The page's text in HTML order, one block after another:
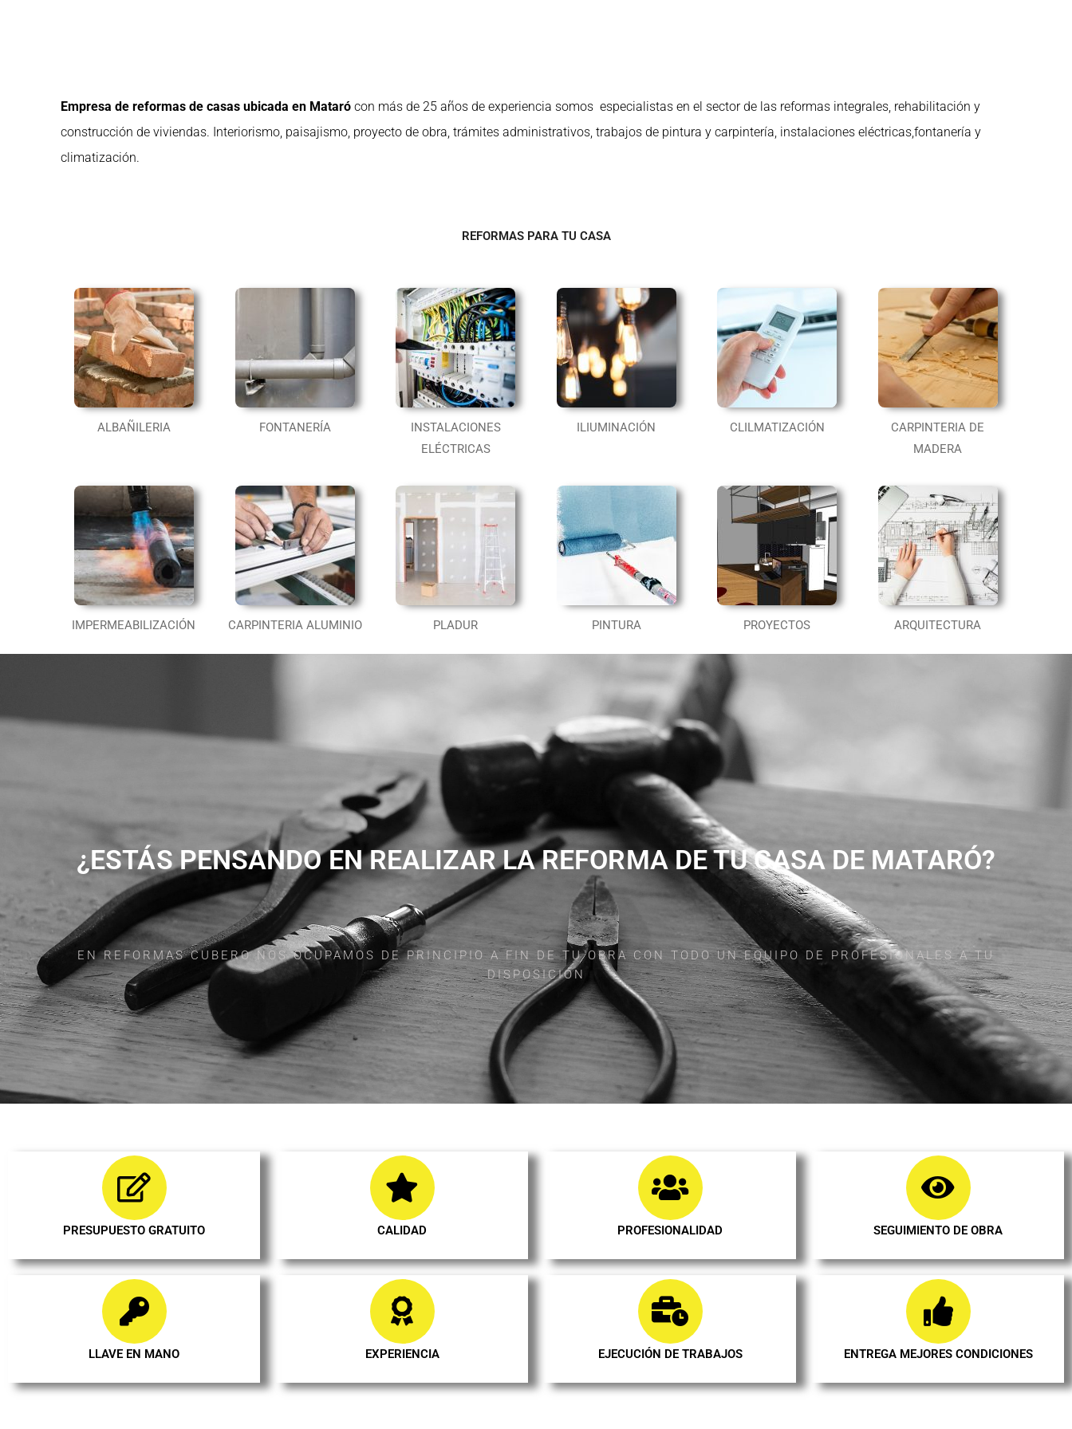
Empresa de reformas de casas ubicada en Mataró con más de 25 años de experiencia somos especialistas en el sector de las reformas integrales, rehabilitación y
construcción de viviendas. Interiorismo, paisajismo, proyecto de obra, trámites administrativos, trabajos de pintura y carpintería, instalaciones eléctricas,fontanería y
climatización.
REFORMAS PARA TU CASA
ALBAÑILERIA FONTANERÍA
INSTALACIONES
ELÉCTRICAS
ILIUMINACIÓN CLILMATIZACIÓN
CARPINTERIA DE
MADERA
IMPERMEABILIZACIÓN CARPINTERIA ALUMINIO PLADUR PINTURA PROYECTOS ARQUITECTURA
¿ESTÁS PENSANDO EN REALIZAR LA REFORMA DE TU CASA DE MATARÓ?
EN REFORMAS CUBERO NOS OCUPAMOS DE PRINCIPIO A FIN DE TU OBRA CON TODO UN EQUIPO DE PROFESIONALES A TU
DISPOSICIÓN
PRESUPUESTO GRATUITO CALIDAD PROFESIONALIDAD SEGUIMIENTO DE OBRA
LLAVE EN MANO EXPERIENCIA EJECUCIÓN DE TRABAJOS ENTREGA MEJORES CONDICIONES